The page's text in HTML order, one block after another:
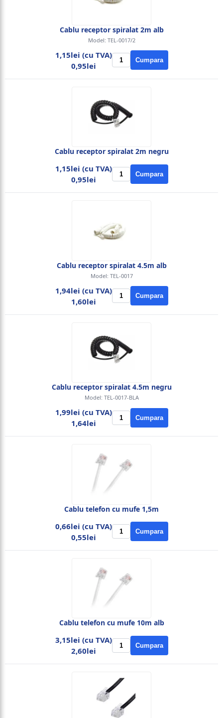
Cablu receptor spiralat 2m alb
Model: TEL-0017/2
1,15lei (cu TVA)
0,95lei
Cumpara
Cablu receptor spiralat 2m negru
1,15lei (cu TVA)
0,95lei
Cumpara
Cablu receptor spiralat 4.5m alb
Model: TEL-0017
1,94lei (cu TVA)
1,60lei
Cumpara
Cablu receptor spiralat 4.5m negru
Model: TEL-0017-BLA
1,99lei (cu TVA)
1,64lei
Cumpara
Cablu telefon cu mufe 1,5m
0,66lei (cu TVA)
0,55lei
Cumpara
Cablu telefon cu mufe 10m alb
3,15lei (cu TVA)
2,60lei
Cumpara